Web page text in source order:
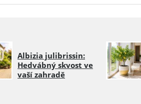
Albizia julibrissin:
Hedvábný skvost ve
vaší zahradě